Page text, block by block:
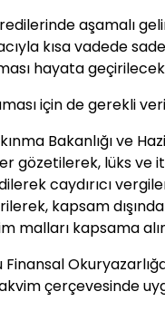
aşamalı
kısa vadede
hayata
için de gerekli
Bakanlığı ve
gözetilerek, lüks ve
caydırıcı
kapsam
malları kapsama
Finansal
çerçevesinde